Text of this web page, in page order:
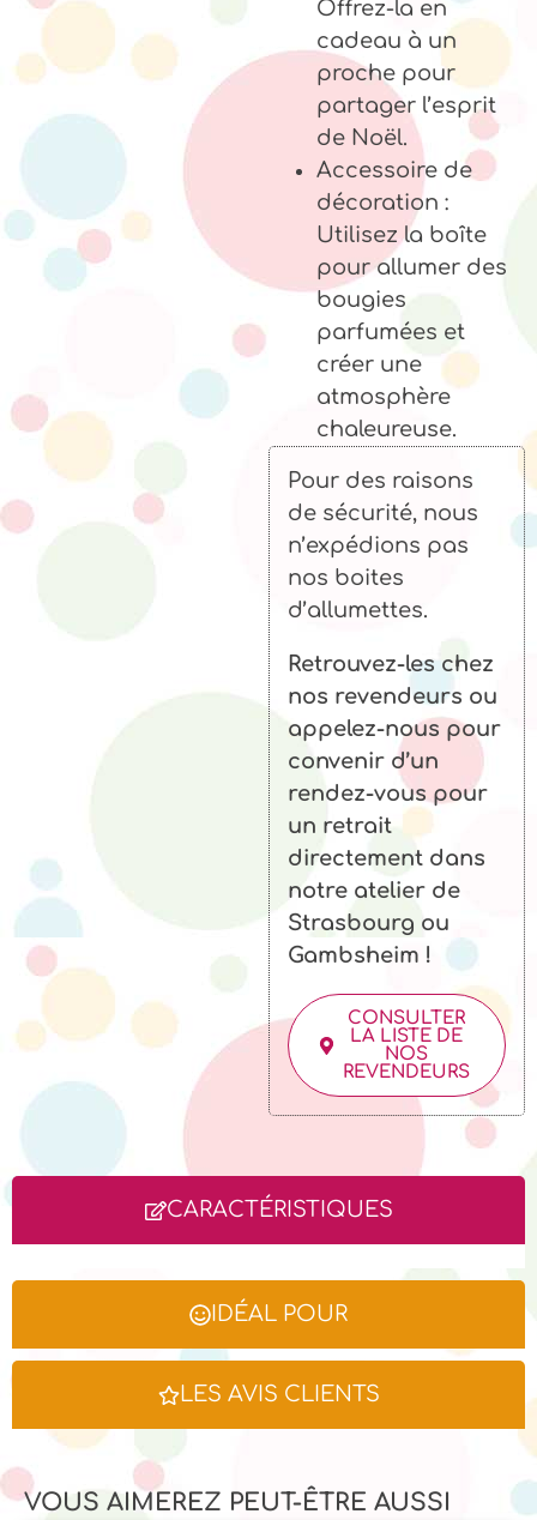
Offrez-la en
cadeau à un
proche pour
partager l’esprit
de Noël.
Accessoire de
décoration :
Utilisez la boîte
pour allumer des
bougies
parfumées et
créer une
atmosphère
chaleureuse.
Pour des raisons
de sécurité, nous
n’expédions pas
nos boites
d’allumettes.
Retrouvez-les chez
nos revendeurs ou
appelez-nous pour
convenir d’un
rendez-vous pour
un retrait
directement dans
notre atelier de
Strasbourg ou
Gambsheim !
CONSULTER
LA LISTE DE
NOS
REVENDEURS
CARACTÉRISTIQUES
IDÉAL POUR
LES AVIS CLIENTS
VOUS AIMEREZ PEUT-ÊTRE AUSSI